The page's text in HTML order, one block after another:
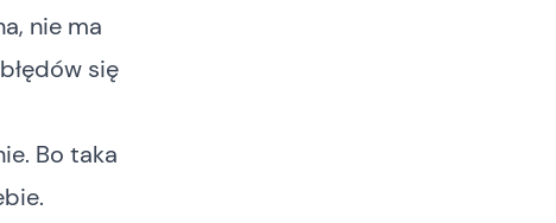
nie ma
się
Bo taka